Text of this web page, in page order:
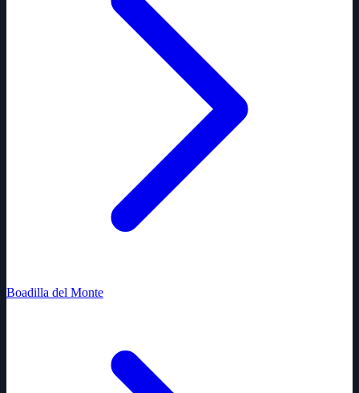
Boadilla del Monte